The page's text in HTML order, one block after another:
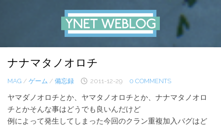
ナナマタノオロチ
MAG / ゲーム / 備忘録 2011-12-29 0 COMMENTS
ヤマダノオロチとか、ヤマタノオロチとか、ナナマタノオロ
チとかそんな事はどうでも良いんだけど
例によって発生してしまった今回のクラン重複加入バグはど